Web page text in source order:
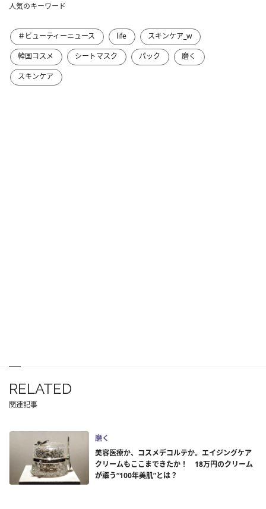
人気のキーワード
＃ビューティーニュース life
スキンケア_w
韓国コスメ
シートマスク パック
磨く
スキンケア
RELATED
関連記事
磨く
美容医療か、コスメデコルテか。エイジングケア
クリームもここまできたか！ 18万円のクリーム
が謳う“100年美肌”とは？